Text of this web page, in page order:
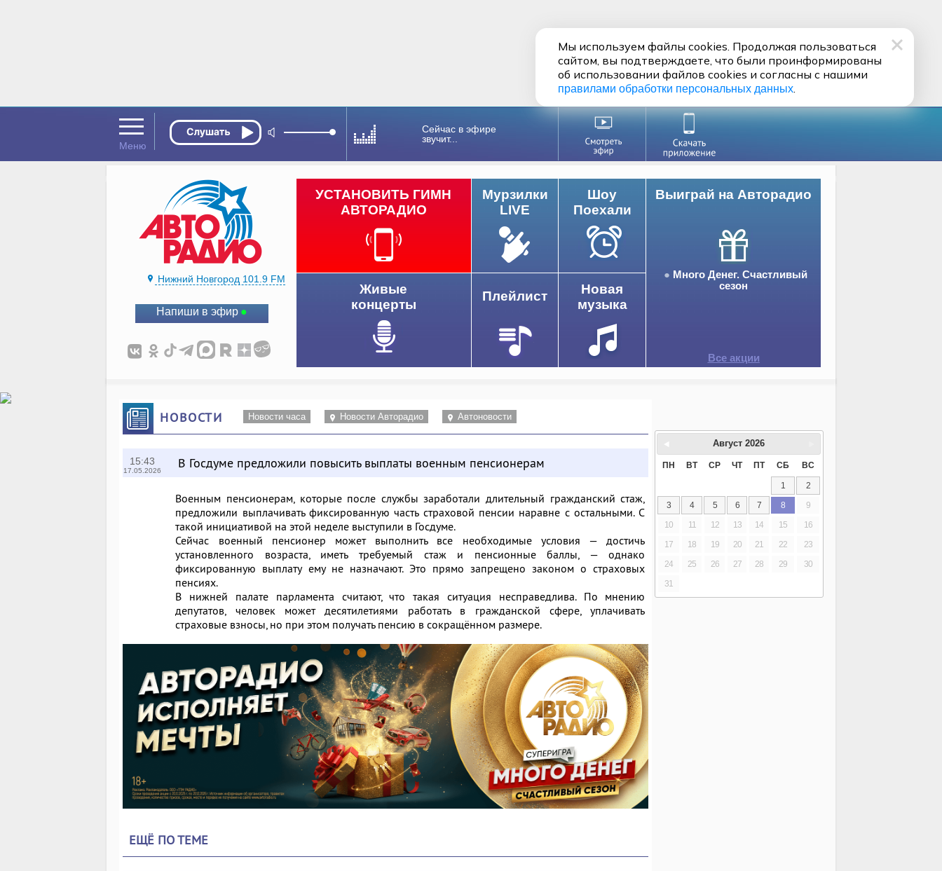
Сейчас в эфире
звучит...
Нижний Новгород 101.9 FM
Напиши в эфир
Выиграй на Авторадио
Много Денег. Счастливый
сезон
Все акции
УСТАНОВИТЬ ГИМН
АВТОРАДИО
Мурзилки
LIVE
Шоу
Поехали
Живые
концерты
Плейлист
Новая
музыка
НОВОСТИ Новости часа Новости Авторадио Автоновости
15:43
17.05.2026 В Госдуме предложили повысить выплаты военным пенсионерам
Военным пенсионерам, которые после службы заработали длительный гражданский стаж,
предложили выплачивать фиксированную часть страховой пенсии наравне с остальными. С
такой инициативой на этой неделе выступили в Госдуме.
Сейчас военный пенсионер может выполнить все необходимые условия — достичь
установленного возраста, иметь требуемый стаж и пенсионные баллы, — однако
фиксированную выплату ему не назначают. Это прямо запрещено законом о страховых
пенсиях.
В нижней палате парламента считают, что такая ситуация несправедлива. По мнению
депутатов, человек может десятилетиями работать в гражданской сфере, уплачивать
страховые взносы, но при этом получать пенсию в сокращённом размере.
ЕЩЁ ПО ТЕМЕ
Август 2026
ПН ВТ СР ЧТ ПТ СБ ВС
1
2
3
4 5 6 7 8
9
10
11 12 13 14 15
16
17
18 19 20 21 22
23
24
25 26 27 28 29
30
31
Мы используем файлы cookies. Продолжая пользоваться
сайтом, вы подтверждаете, что были проинформированы
об использовании файлов cookies и согласны с нашими
правилами обработки персональных данных.